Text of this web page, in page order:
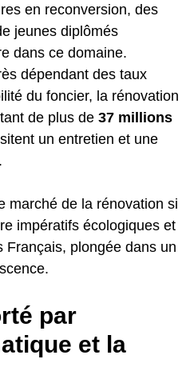
en reconversion, des
jeunes diplômés
dans ce domaine.
dépendant des taux
du foncier, la rénovation
de plus de 37 millions
un entretien et une
marché de la rénovation si
impératifs écologiques et
Français, plongée dans un
par
et la